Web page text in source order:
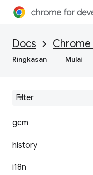
Docs Chrome
Ringkasan Mulai
extension
fileBrowserHandler
fontSettings
gcm
history
i18n